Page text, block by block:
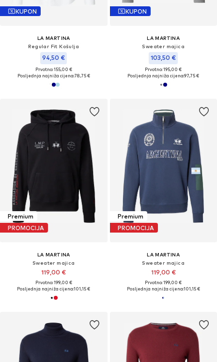
KUPON
LA MARTINA
Regular Fit Košulja
94,50 €
Prvotno: 155,00 €
Posljednja najniža cijena:78,75 €
KUPON
LA MARTINA
Sweater majica
103,50 €
Prvotno: 195,00 €
Posljednja najniža cijena:97,75 €
Premium
PROMOCIJA
LA MARTINA
Sweater majica
119,00 €
Prvotno: 199,00 €
Posljednja najniža cijena:101,15 €
Premium
PROMOCIJA
LA MARTINA
Sweater majica
119,00 €
Prvotno: 199,00 €
Posljednja najniža cijena:101,15 €